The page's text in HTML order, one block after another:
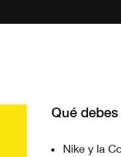
Qué
Nike y la